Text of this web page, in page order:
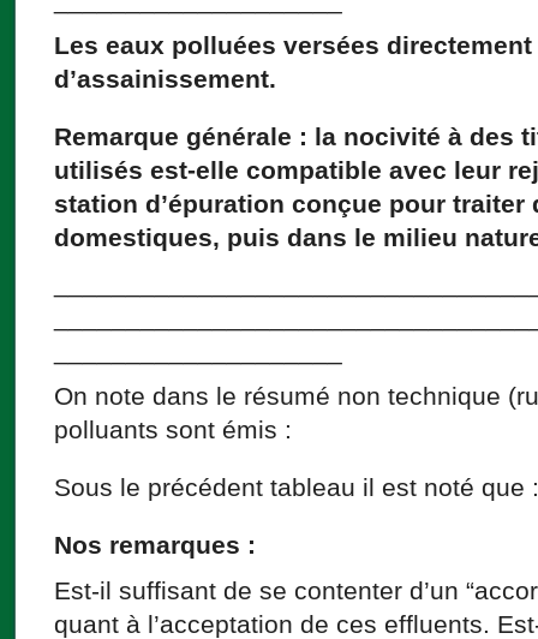
Les eaux polluées versées
d’assainissement.
Remarque générale : la nocivité à des
utilisés est-elle compatible avec leur
station d’épuration conçue pour traiter
domestiques, puis dans le milieu
On note dans le résumé non technique
polluants sont émis :
Sous le précédent tableau il est noté que :
Nos remarques :
Est-il suffisant de se contenter d’un
quant à l’acceptation de ces effluents.